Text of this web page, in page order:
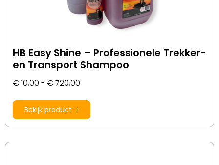
HB Easy Shine – Professionele Trekker-
en Transport Shampoo
€10,00 - €720,00
Bekijk product